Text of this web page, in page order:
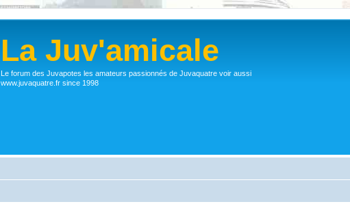
La Juv'amicale
Le forum des Juvapotes les amateurs passionnés de Juvaquatre voir aussi
www.juvaquatre.fr since 1998